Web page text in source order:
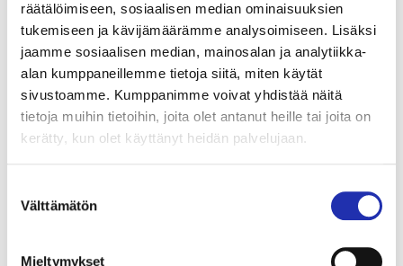
räätälöimiseen, sosiaalisen median ominaisuuksien
tukemiseen ja kävijämäärämme analysoimiseen. Lisäksi
jaamme sosiaalisen median, mainosalan ja analytiikka-
alan kumppaneillemme tietoja siitä, miten käytät
sivustoamme. Kumppanimme voivat yhdistää näitä
tietoja muihin tietoihin, joita olet antanut heille tai joita on
kerätty, kun olet käyttänyt heidän palvelujaan.
valinta
Välttämätön
Mieltymykset
”Olemme iloisia, että ensiluokkainen taide-
elämyksemme saapuu Suomeen. Globalisaation ja
teknologiamme ansiosta voimme tehdä
kulttuurielämyksistä entistä saavutettavampia
suurelle yleisölle. Mikään ei toki voita alkuperäisen
taideteoksen näkemistä omin silmin. Opetus
osallistuminen vaatii vuorostaan viihdyttävyyttä.
Toivon mukaan vierailijamme oppivat samalla myös
käsiinsä alkuperäiset teokset”
, Bruce Peterson